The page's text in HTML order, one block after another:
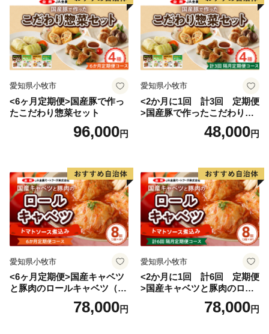
愛知県小牧市
<6ヶ月定期便>国産豚で作っ
たこだわり惣菜セット
96,000円
愛知県小牧市
<2か月に1回 計3回 定期便
>国産豚で作ったこだわり惣
48,000円
愛知県小牧市
<6ヶ月定期便>国産キャベツ
と豚肉のロールキャベツ（4P
78,000円
愛知県小牧市
<2か月に1回 計6回 定期便
>国産キャベツと豚肉のロー
ルキャベツ（4P入り）
78,000円